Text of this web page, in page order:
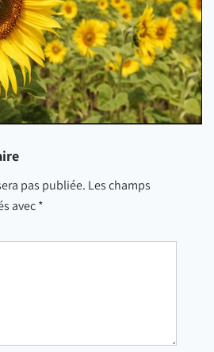
pas publiée. Les champs
avec*